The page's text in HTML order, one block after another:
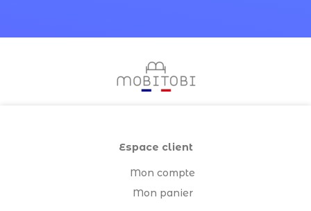
Espace client
Mon compte
Mon panier